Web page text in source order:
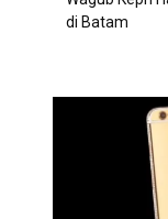
di Batam